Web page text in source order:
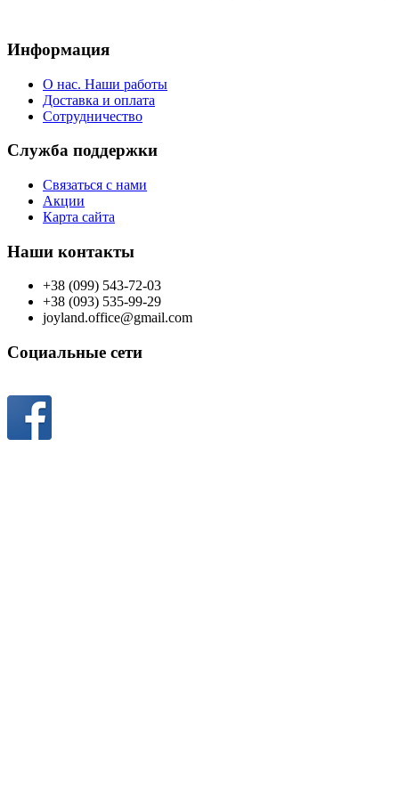
Информация
О нас. Наши работы
Доставка и оплата
Сотрудничество
Служба поддержки
Связаться с нами
Акции
Карта сайта
Наши контакты
+38 (099) 543-72-03
+38 (093) 535-99-29
joyland.office@gmail.com
Социальные сети